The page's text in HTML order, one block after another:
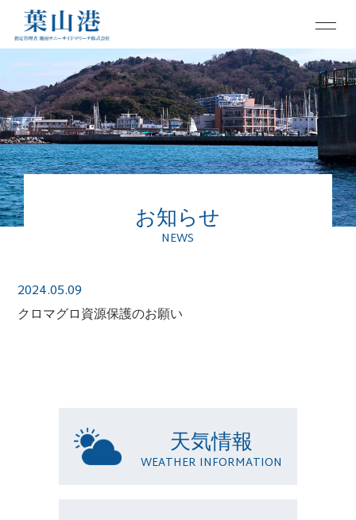
お知らせ
NEWS
2024.05.09
クロマグロ資源保護のお願い
天気情報
WEATHER INFORMATION